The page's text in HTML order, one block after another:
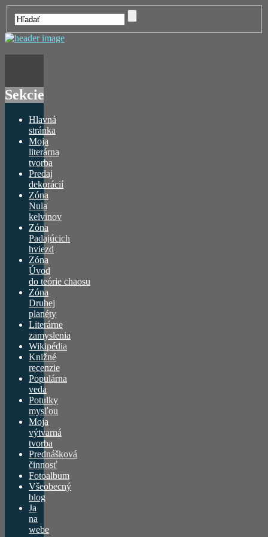
Sekcie
Hlavná
stránka
Moja
literárna
tvorba
Predaj
dekorácií
Zóna
Nula
kelvinov
Zóna
Padajúcich
hviezd
Zóna
Úvod
do teórie chaosu
Zóna
Druhej
planéty
Literárne
zamyslenia
Wikipédia
Knižné
recenzie
Populárna
veda
Potulky
mysľou
Moja
výtvarná
tvorba
Prednášková
činnosť
Fotoalbum
Všeobecný
blog
Ja
na
webe